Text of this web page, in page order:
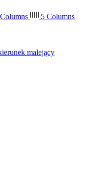
5 Columns
malejący